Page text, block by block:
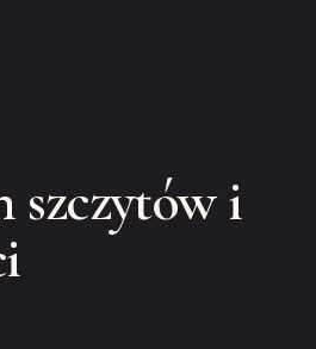
szczytów i